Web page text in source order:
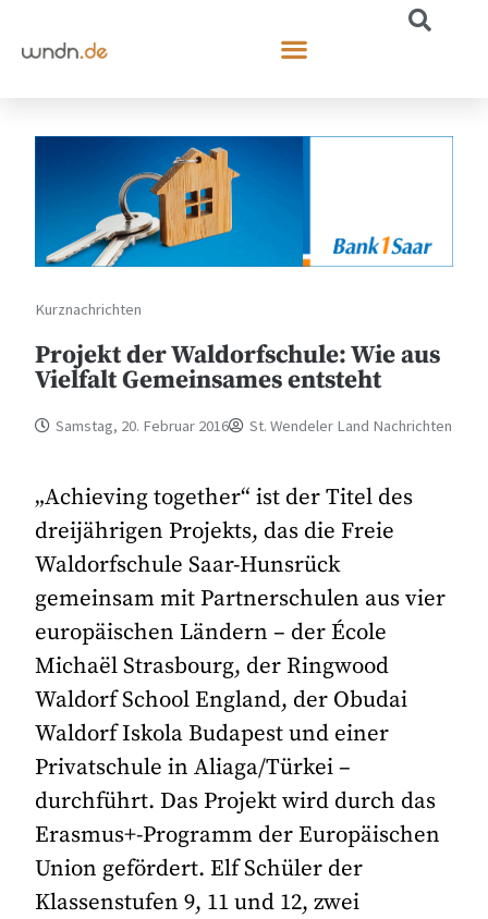
Kurznachrichten
Projekt der Waldorfschule: Wie aus
Vielfalt Gemeinsames entsteht
Samstag, 20. Februar 2016 St. Wendeler Land Nachrichten
„Achieving together“ ist der Titel des
dreijährigen Projekts, das die Freie
Waldorfschule Saar-Hunsrück
gemeinsam mit Partnerschulen aus vier
europäischen Ländern – der École
Michaël Strasbourg, der Ringwood
Waldorf School England, der Obudai
Waldorf Iskola Budapest und einer
Privatschule in Aliaga/Türkei –
durchführt. Das Projekt wird durch das
Erasmus+-Programm der Europäischen
Union gefördert. Elf Schüler der
Klassenstufen 9, 11 und 12, zwei